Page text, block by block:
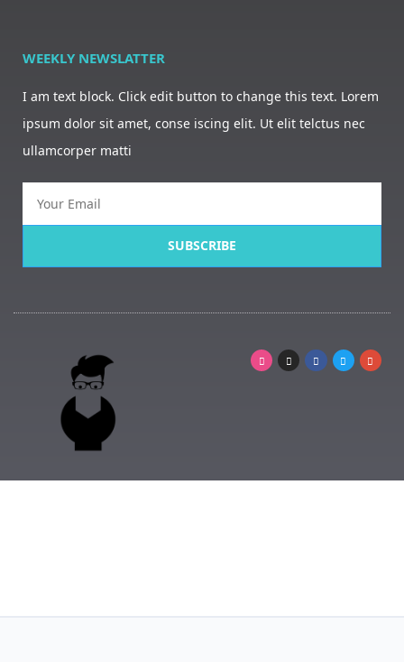
WEEKLY NEWSLATTER
I am text block. Click edit button to change this text. Lorem
ipsum dolor sit amet, conse iscing elit. Ut elit telctus nec
ullamcorper matti
SUBSCRIBE